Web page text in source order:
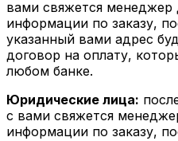
вами свяжется менеджер
информации по заказу,
указанный вами адрес
договор на оплату,
любом банке.
Юридические лица:
с вами свяжется
информации по заказу,